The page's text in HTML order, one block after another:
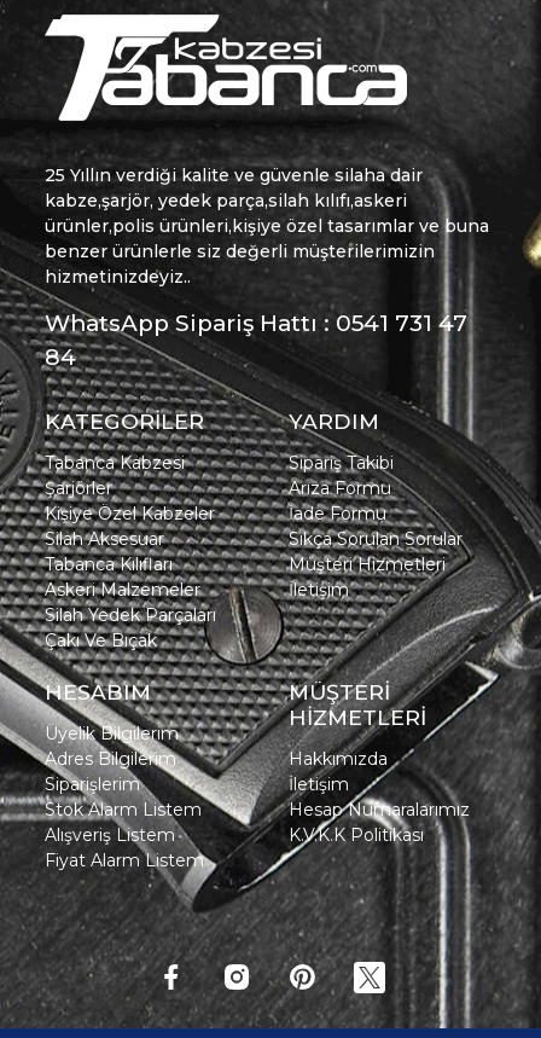
25 Yıllın verdiği kalite ve güvenle silaha dair
kabze,şarjör, yedek parça,silah kılıfı,askeri
ürünler,polis ürünleri,kişiye özel tasarımlar ve buna
benzer ürünlerle siz değerli müşterilerimizin
hizmetinizdeyiz..
WhatsApp Sipariş Hattı : 0541 731 47
84
KATEGORİLER
Tabanca Kabzesi
Şarjörler
Kişiye Özel Kabzeler
Silah Aksesuar
Tabanca Kılıfları
Askeri Malzemeler
Silah Yedek Parçaları
Çakı Ve Bıçak
YARDIM
Sipariş Takibi
Arıza Formu
İade Formu
Sıkça Sorulan Sorular
Müşteri Hizmetleri
İletişim
HESABIM
Üyelik Bilgilerim
Adres Bilgilerim
Siparişlerim
Stok Alarm Listem
Alışveriş Listem
Fiyat Alarm Listem
MÜŞTERİ
HİZMETLERİ
Hakkımızda
İletişim
Hesap Numaralarımız
K.V.K.K Politikası